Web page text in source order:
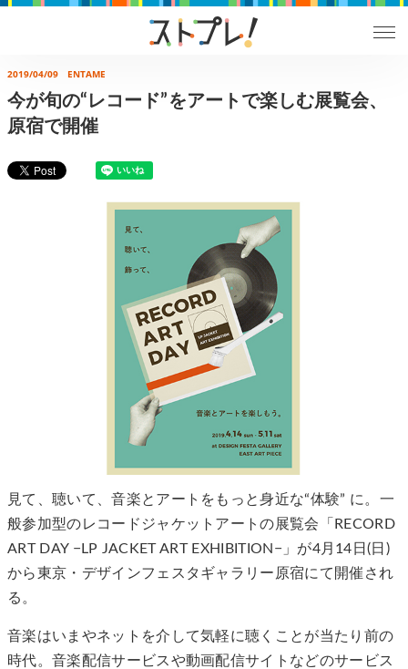
2019/04/09 ENTAME
今が旬の“レコード”をアートで楽しむ展覧会、
原宿で開催
見て、聴いて、音楽とアートをもっと身近な“体験” に。一
般参加型のレコードジャケットアートの展覧会「RECORD
ART DAY −LP JACKET ART EXHIBITION−」が4月14日(日)
から東京・デザインフェスタギャラリー原宿にて開催され
る。
音楽はいまやネットを介して気軽に聴くことが当たり前の
時代。音楽配信サービスや動画配信サイトなどのサービス